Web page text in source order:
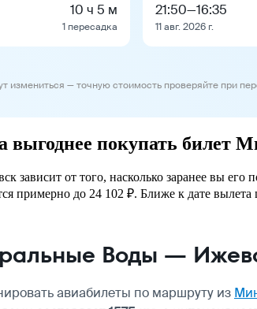
10 ч 5 м
1 пересадка
21:50—16:35
11 авг. 2026 г.
измениться — точную стоимость проверяйте при
выгоднее покупать
от того, насколько заранее вы его
примерно до 24 102 ₽. Ближе к дате вылета
Воды —
авиабилеты по маршруту из